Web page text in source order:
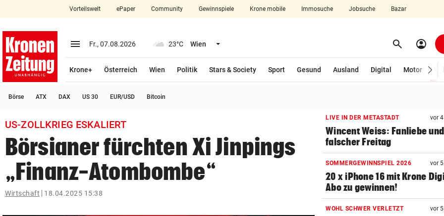
closeSchließen
account_circle Anmelden
arrow_right
bookmark
search
Suchbegriff
eingeben
Vorteilswelt ePaper Community Gewinnspiele Krone mobile Immosuche Jobsuche Bazar
menu Menü aufklappen
Fr., 07.08.2026 23°C Wien Menü aufklappen search Suchen
account_circle
Krone+ Österreich Wien Politik Stars & Society Sport Gesund Ausland Digital Motor
Börse ATX DAX US 30 EUR/USD Bitcoin
US-ZOLLKRIEG ESKALIERT
Börsianer fürchten Xi Jinpings
„Finanz-Atombombe“
Wirtschaft 18.04.2025 15:38
LIVE IN DER METASTADT vor
Wincent Weiss: Fanliebe
falscher Freitag
SOMMERGEWINNSPIEL 2026 vor
20 x iPhone 16 mit Krone
Abo zu gewinnen!
WOHL SCHWER VERLETZT vor